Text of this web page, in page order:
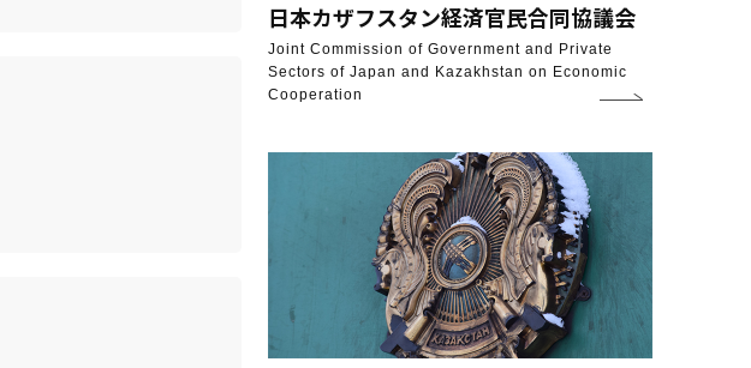
日本カザフスタン経済官民合同協議会
Joint Commission of Government and Private
Sectors of Japan and Kazakhstan on Economic
Cooperation